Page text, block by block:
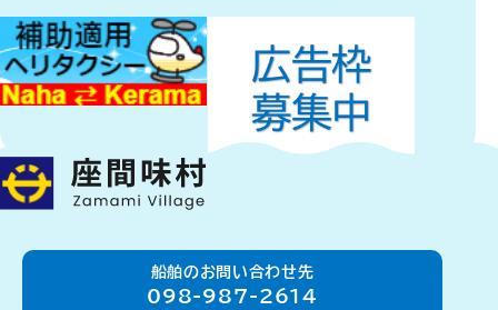
船舶のお問い合わせ先
098-987-2614